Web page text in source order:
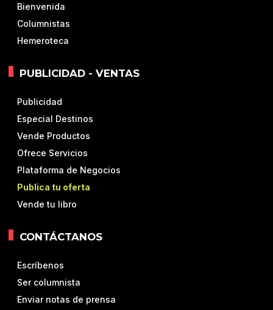
Bienvenida
Columnistas
Hemeroteca
PUBLICIDAD - VENTAS
Publicidad
Especial Destinos
Vende Productos
Ofrece Servicios
Plataforma de Negocios
Publica tu oferta
Vende tu libro
CONTÁCTANOS
Escríbenos
Ser columnista
Enviar notas de prensa